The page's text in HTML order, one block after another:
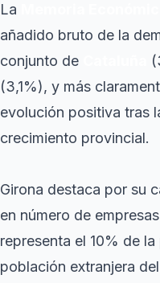
La
añadido bruto de la
conjunto de
(3,1%), y más
evolución positiva tras
crecimiento provincial.
Girona destaca por su
en número de
representa el 10% de
población extranjera